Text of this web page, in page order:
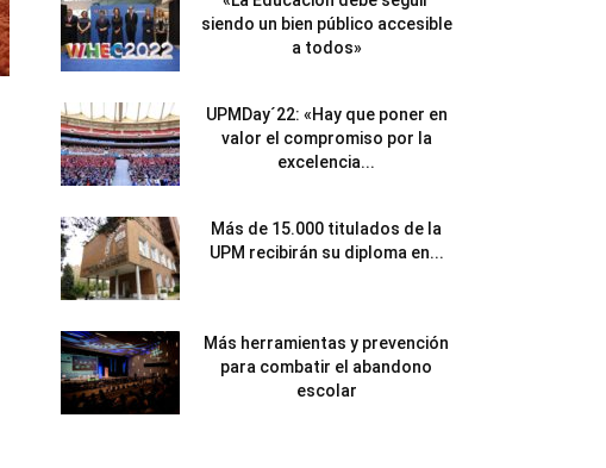
siendo un bien público accesible
a todos»
UPMDay´22: «Hay que poner en
valor el compromiso por la
excelencia...
Más de 15.000 titulados de la
UPM recibirán su diploma en...
Más herramientas y prevención
para combatir el abandono
escolar